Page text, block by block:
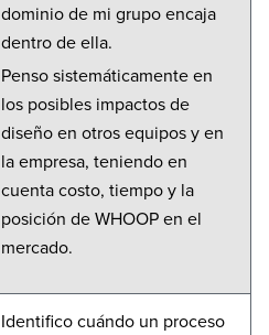
dominio de mi grupo encaja
dentro de ella.
Penso sistemáticamente en
los posibles impactos de
diseño en otros equipos y en
la empresa, teniendo en
cuenta costo, tiempo y la
posición de WHOOP en el
mercado.
Identifico cuándo un proceso